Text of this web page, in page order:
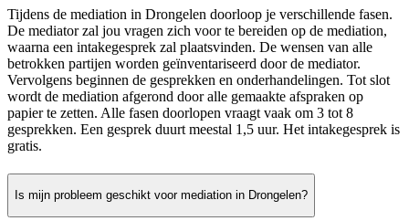
Tijdens de mediation in Drongelen doorloop je verschillende fasen.
De mediator zal jou vragen zich voor te bereiden op de mediation,
waarna een intakegesprek zal plaatsvinden. De wensen van alle
betrokken partijen worden geïnventariseerd door de mediator.
Vervolgens beginnen de gesprekken en onderhandelingen. Tot slot
wordt de mediation afgerond door alle gemaakte afspraken op
papier te zetten. Alle fasen doorlopen vraagt vaak om 3 tot 8
gesprekken. Een gesprek duurt meestal 1,5 uur. Het intakegesprek is
gratis.
Is mijn probleem geschikt voor mediation in Drongelen?